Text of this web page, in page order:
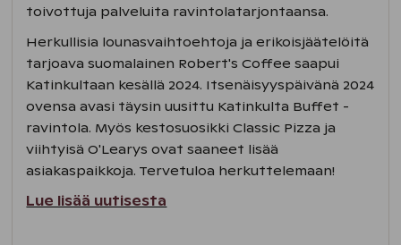
toivottuja palveluita ravintolatarjontaansa.
Herkullisia lounasvaihtoehtoja ja erikoisjäätelöitä
tarjoava suomalainen Robert's Coffee saapui
Katinkultaan kesällä 2024. Itsenäisyyspäivänä 2024
ovensa avasi täysin uusittu Katinkulta Buffet -
ravintola. Myös kestosuosikki Classic Pizza ja
viihtyisä O'Learys ovat saaneet lisää
asiakaspaikkoja. Tervetuloa herkuttelemaan!
Lue lisää uutisesta